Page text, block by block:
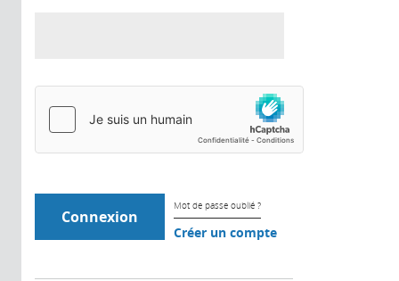
Mot de passe oublié ?
Créer un compte